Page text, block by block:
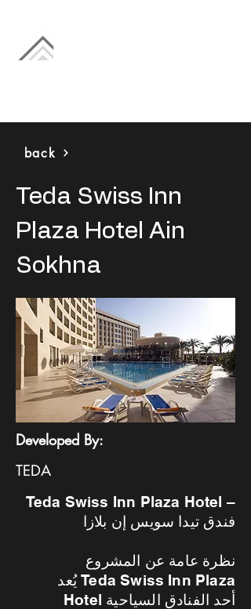
back
Teda Swiss Inn
Plaza Hotel Ain
Sokhna
Developed By:
TEDA
Teda Swiss Inn Plaza Hotel –
فندق تيدا سويس إن بلازا
نظرة عامة عن المشروع
يُعد Teda Swiss Inn Plaza
Hotel أحد الفنادق السياحية